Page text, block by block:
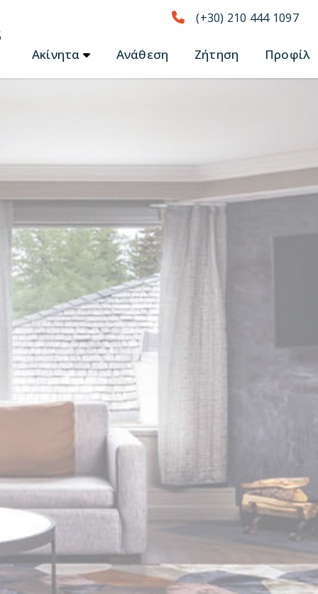
(+30) 210 444 1097
Ακίνητα Ανάθεση Ζήτηση Προφίλ